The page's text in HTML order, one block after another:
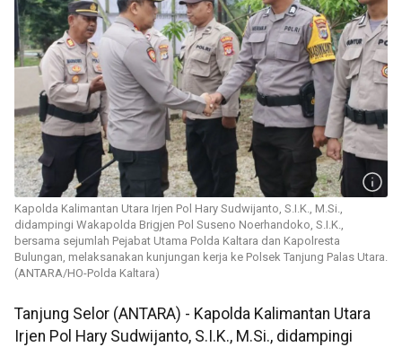
Kapolda Kalimantan Utara Irjen Pol Hary Sudwijanto, S.I.K., M.Si.,
didampingi Wakapolda Brigjen Pol Suseno Noerhandoko, S.I.K.,
bersama sejumlah Pejabat Utama Polda Kaltara dan Kapolresta
Bulungan, melaksanakan kunjungan kerja ke Polsek Tanjung Palas Utara.
(ANTARA/HO-Polda Kaltara)
Tanjung Selor (ANTARA) - Kapolda Kalimantan Utara
Irjen Pol Hary Sudwijanto, S.I.K., M.Si., didampingi